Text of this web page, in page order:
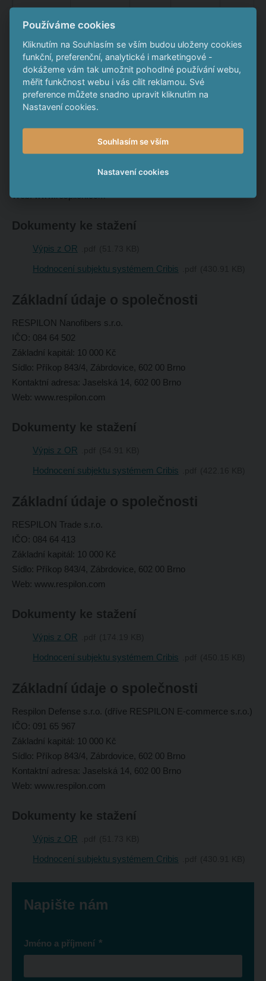
Emitující subjekty v rámci skupiny
Respilon Group
Základní údaje o společnosti
Základní kapitál: 200 000 Kč
Web: www.respilon.com
Dokumenty ke stažení
Výpis z OR
Hodnocení subjektu systémem Cribis
Základní údaje o společnosti
RESPILON Nanofibers s.r.o.
IČO: 084 64 502
Základní kapitál: 10 000 Kč
Sídlo: Příkop 843/4, Zábrdovice, 602 00 Brno
Kontaktní adresa: Jaselská 14, 602 00 Brno
Web: www.respilon.com
Dokumenty ke stažení
Výpis z OR
Hodnocení subjektu systémem Cribis
Základní údaje o společnosti
RESPILON Trade s.r.o.
IČO: 084 64 413
Základní kapitál: 10 000 Kč
Sídlo: Příkop 843/4, Zábrdovice, 602 00 Brno
Web: www.respilon.com
Dokumenty ke stažení
Výpis z OR
Hodnocení subjektu systémem Cribis
Základní údaje o společnosti
Respilon Defense s.r.o. (dříve RESPILON E-commerce s.r.o.)
IČO: 091 65 967
Základní kapitál: 10 000 Kč
Sídlo: Příkop 843/4, Zábrdovice, 602 00 Brno
Kontaktní adresa: Jaselská 14, 602 00 Brno
Web: www.respilon.com
Dokumenty ke stažení
Výpis z OR
Hodnocení subjektu systémem Cribis
Napište nám
Jméno a příjmení *
Používáme cookies
Kliknutím na Souhlasím se vším budou uloženy cookies
funkční, preferenční, analytické i marketingové -
dokážeme vám tak umožnit pohodlné používání webu,
měřit funkčnost webu i vás cílit reklamou. Své
preference můžete snadno upravit kliknutím na
Nastavení cookies.
Souhlasím se vším
Nastavení cookies